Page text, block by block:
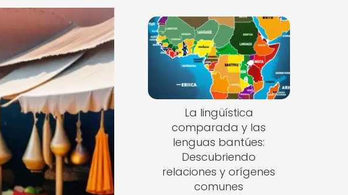
La lingüística
comparada y las
lenguas bantúes:
Descubriendo
relaciones y orígenes
comunes